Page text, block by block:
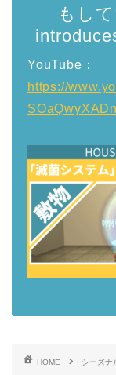
もし
YouTube：
https://
HOME シーズナ